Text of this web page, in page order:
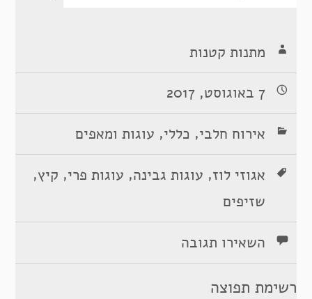
מתנות קטנות
7 באוגוסט, 2017
אירוח חלבי, כללי, עוגות ומאפים
אגוזי לוז, עוגות גבינה, עוגות פרי, קיץ,
שזיפים
השאירו תגובה
רשימת תפוצה